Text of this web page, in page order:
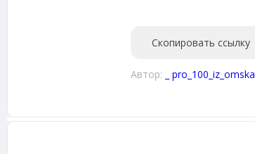
Скопировать ссылку
Автор: _ pro_100_iz_omska